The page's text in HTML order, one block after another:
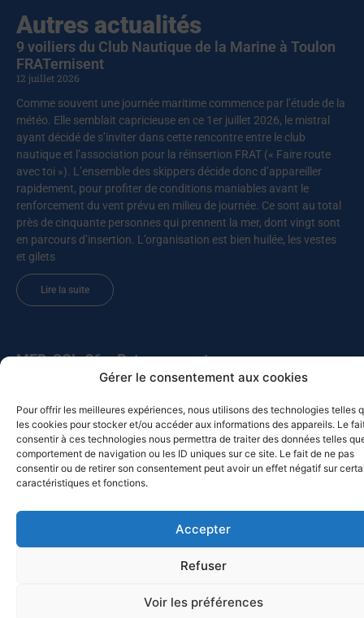
Gérer le consentement aux cookies
Pour offrir les meilleures expériences, nous utilisons des technologies telles
les cookies pour stocker et/ou accéder aux informations des appareils. Le
consentir à ces technologies nous permettra de traiter des données telles
comportement de navigation ou les ID uniques sur ce site. Le fait de ne pas
consentir ou de retirer son consentement peut avoir un effet négatif sur
caractéristiques et fonctions.
Accepter
Refuser
Voir les préférences
Autres actualités
9 voiliers du Club Nautique de la Marine à Toulon
FRATernisent
12 juillet 2026
Comme souvent une journée maritime commence par l’étude de la
météo. Elle semblait capricieuse en ce 1er juillet 2026, le mistral
ayant décidé de s’inviter dans cette rencontre entre le club
nautique et l’association pour la réinsertion FRAT (« Faire route
avec toi »). L’ensemble des skippers décide donc d’appareiller
rapidement, pour profiter de conditions maniables avant le
renforcement du vent prévu en milieu de journée. Ce sont au total
près de cinquante personnes qui prennent la mer, dont vingt sont
en parcours d’insertion. L’organisation est bien huilée, les vestes
et gilets
Lire la suite
MED-SOL-26 – Retour au port
à Toulon ? Pas vraiment, puisque deux d’entre eux, Chesapeake et
Celtic Legend, prolongent leur navigation. Chesapeake a quitté
Mahon pour Alghero (Sardaigne), avant de revenir vers
Castesardo et de rentrer par la Corse, alors que Celtic Legend a
appareillé pour Carlo Forte, avant de faire route vers Bizerte, et de
ont participé à la croisière du solstice vers les Baléares, après
l’abandon de deux autres pour raisons